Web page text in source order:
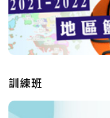
訓練班